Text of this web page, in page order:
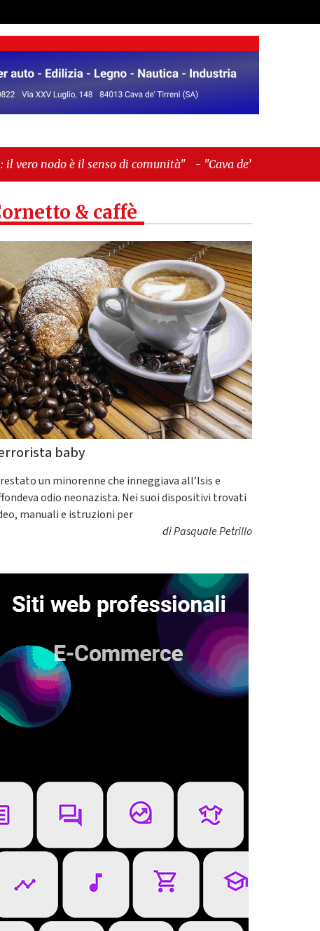
di comunità" -"Cava de’ Tirreni, La Fratellanza
& caffè
baby
un minorenne che inneggiava all’Isis e
odio neonazista. Nei suoi dispositivi trovati
manuali e istruzioni per
diPasquale Petrillo